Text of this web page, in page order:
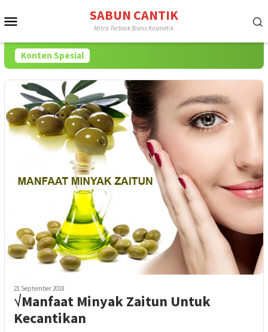
ke
SABUN CANTIK
Mitra Terbaik Bisnis Kosmetik
Konten Spesial
21 September 2018
√Manfaat Minyak Zaitun Untuk
Kecantikan